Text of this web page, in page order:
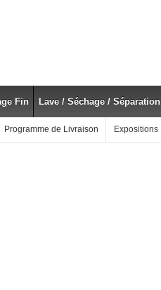
Fin Lave / Séchage / Séparation
Programme de Livraison Expositions